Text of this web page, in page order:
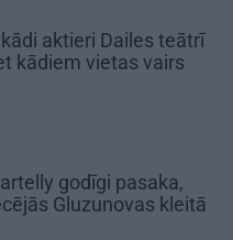
aktieri Dailes teātrī
kādiem vietas vairs
godīgi pasaka,
Gluzunovas kleitā